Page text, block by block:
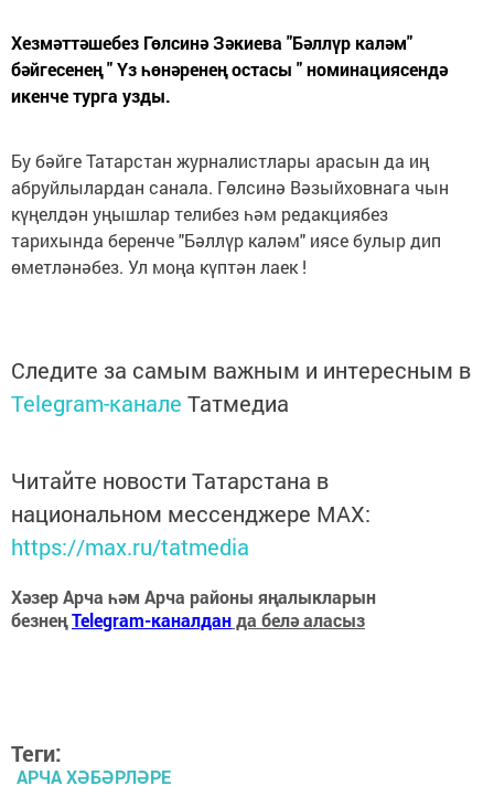
Хезмәттәшебез Гөлсинә Зәкиева "Бәллүр каләм"
бәйгесенең " Үз һөнәренең остасы " номинациясендә
икенче турга узды.
Бу бәйге Татарстан журналистлары арасын да иң
абруйлылардан санала. Гөлсинә Вәзыйховнага чын
күңелдән уңышлар телибез һәм редакциябез
тарихында беренче "Бәллүр каләм" иясе булыр дип
өметләнәбез. Ул моңа күптән лаек !
Следите за самым важным и интересным в
Telegram-канале Татмедиа
Читайте новости Татарстана в
национальном мессенджере MАХ:
https://max.ru/tatmedia
Хәзер Арча һәм Арча районы яңалыкларын
безнеңTelegram-каналданда белә аласыз
Теги:
АРЧА ХӘБӘРЛӘРЕ